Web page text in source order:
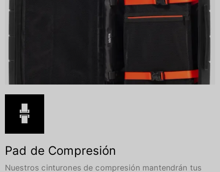
Pad de Compresión
Nuestros cinturones de compresión mantendrán tus